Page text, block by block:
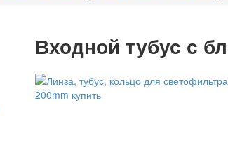
Входной тубус с